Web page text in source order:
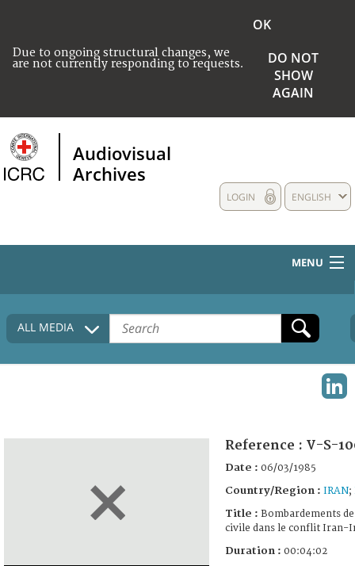
Due to ongoing structural changes, we
are not currently responding to requests.
OK
DO NOT
SHOW
AGAIN
Audiovisual
Archives
ENGLISH
LOGIN
MENU
HOME
COLLECTIONS DESCRIPTION
ALL MEDIA
Reference : V-S-
Date : 06/03/1985
Country/Region : IRAN;
Title : Bombardements
civile dans le conflit Iran-
Duration : 00:04:02